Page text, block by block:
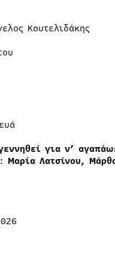
Κουτελιδάκης
για ν’ αγαπάω
Μαρία Λατσίνου,